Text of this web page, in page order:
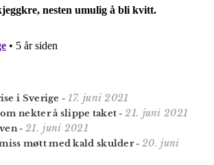
i Sverige - 17. juni 2021
nekter å slippe taket - 21. juni 2021
- 21. juni 2021
møtt med kald skulder- 20. juni